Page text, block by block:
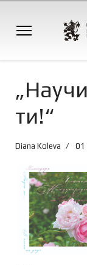
ти!“
Diana Koleva 01